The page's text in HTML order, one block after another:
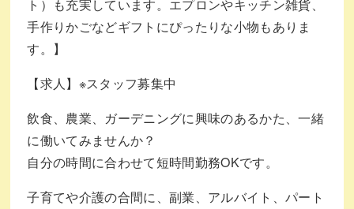
ト）も充実しています。エプロンやキッチン雑貨、
手作りかごなどギフトにぴったりな小物もありま
す。】
【求人】※スタッフ募集中
飲食、農業、ガーデニングに興味のあるかた、一緒
に働いてみませんか？
自分の時間に合わせて短時間勤務OKです。
子育てや介護の合間に、副業、アルバイト、パート